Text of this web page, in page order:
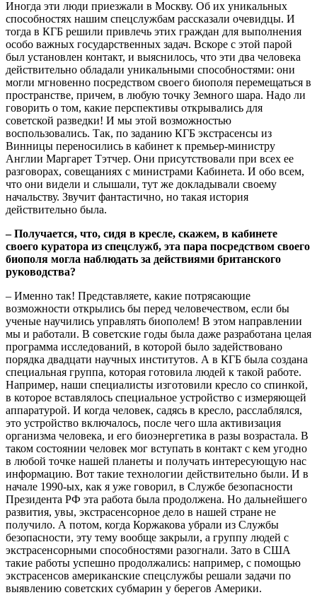
Иногда эти люди приезжали в Москву. Об их уникальных
способностях нашим спецслужбам рассказали очевидцы. И
тогда в КГБ решили привлечь этих граждан для выполнения
особо важных государственных задач. Вскоре с этой парой
был установлен контакт, и выяснилось, что эти два человека
действительно обладали уникальными способностями: они
могли мгновенно посредством своего биополя перемещаться в
пространстве, причем, в любую точку Земного шара. Надо ли
говорить о том, какие перспективы открывались для
советской разведки! И мы этой возможностью
воспользовались. Так, по заданию КГБ экстрасенсы из
Винницы переносились в кабинет к премьер-министру
Англии Маргарет Тэтчер. Они присутствовали при всех ее
разговорах, совещаниях с министрами Кабинета. И обо всем,
что они видели и слышали, тут же докладывали своему
начальству. Звучит фантастично, но такая история
действительно была.
– Получается, что, сидя в кресле, скажем, в кабинете
своего куратора из спецслужб, эта пара посредством своего
биополя могла наблюдать за действиями британского
руководства?
– Именно так! Представляете, какие потрясающие
возможности открылись бы перед человечеством, если бы
ученые научились управлять биополем! В этом направлении
мы и работали. В советские годы была даже разработана целая
программа исследований, в которой было задействовано
порядка двадцати научных институтов. А в КГБ была создана
специальная группа, которая готовила людей к такой работе.
Например, наши специалисты изготовили кресло со спинкой,
в которое вставлялось специальное устройство с измеряющей
аппаратурой. И когда человек, садясь в кресло, расслаблялся,
это устройство включалось, после чего шла активизация
организма человека, и его биоэнергетика в разы возрастала. В
таком состоянии человек мог вступать в контакт с кем угодно
в любой точке нашей планеты и получать интересующую нас
информацию. Вот такие технологии действительно были. И в
начале 1990-ых, как я уже говорил, в Службе безопасности
Президента РФ эта работа была продолжена. Но дальнейшего
развития, увы, экстрасенсорное дело в нашей стране не
получило. А потом, когда Коржакова убрали из Службы
безопасности, эту тему вообще закрыли, а группу людей с
экстрасенсорными способностями разогнали. Зато в США
такие работы успешно продолжались: например, с помощью
экстрасенсов американские спецслужбы решали задачи по
выявлению советских субмарин у берегов Америки.